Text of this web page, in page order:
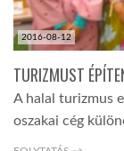
2016-08-12
TURIZMUST
A halal turizmus
oszakai cég